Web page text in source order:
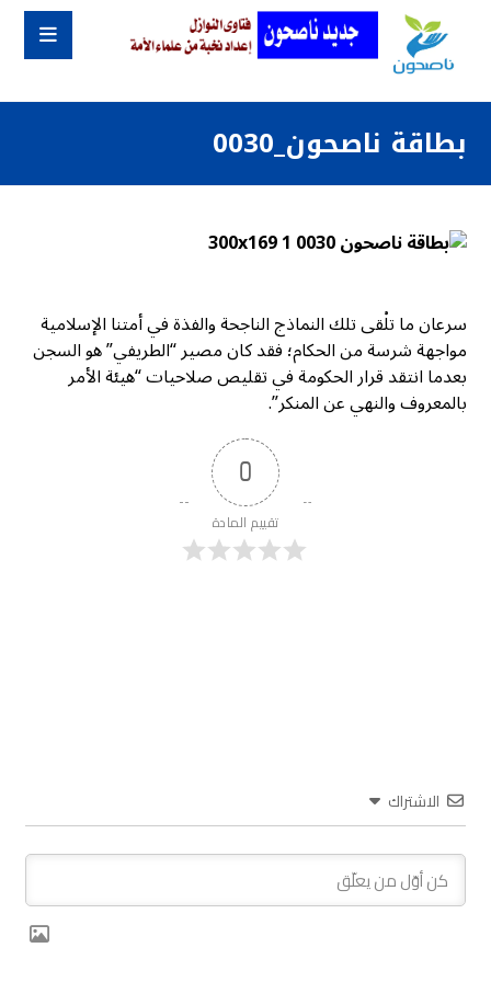
بطاقة ناصحون_0030
سرعان ما تلْقى تلك النماذج الناجحة والفذة في أمتنا الإسلامية
مواجهة شرسة من الحكام؛ فقد كان مصير “الطريفي” هو السجن
بعدما انتقد قرار الحكومة في تقليص صلاحيات “هيئة الأمر
بالمعروف والنهي عن المنكر”.
0
تقييم المادة
الاشتراك